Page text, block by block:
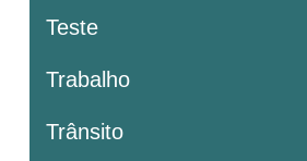
Teste
Trabalho
Trânsito